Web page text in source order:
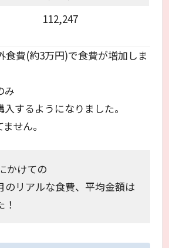
112,247
費(約3万円)で食費が増加しま
み
するようになりました。
せん。
かけての
のリアルな食費、平均金額は